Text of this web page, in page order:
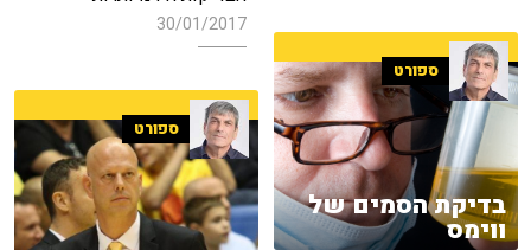
30/01/2017
ספורט
בדיקת הסמים של
ווימס
ספורט